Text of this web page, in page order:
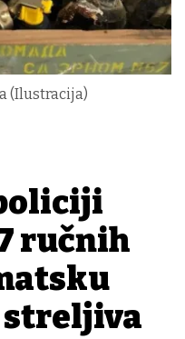
(Ilustracija)
ručnih
streljiva